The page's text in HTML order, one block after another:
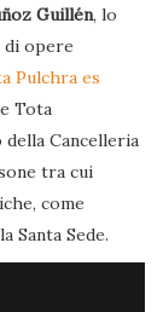
Guillén, lo
di opere
Pulchra es
Tota
della Cancelleria
tra cui
come
Santa Sede.